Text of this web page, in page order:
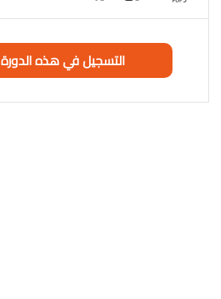
التسجيل في هذه الدورة